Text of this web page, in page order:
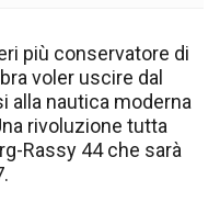
più conservatore di
voler uscire dal
alla nautica moderna
rivoluzione tutta
Rassy 44 che sarà